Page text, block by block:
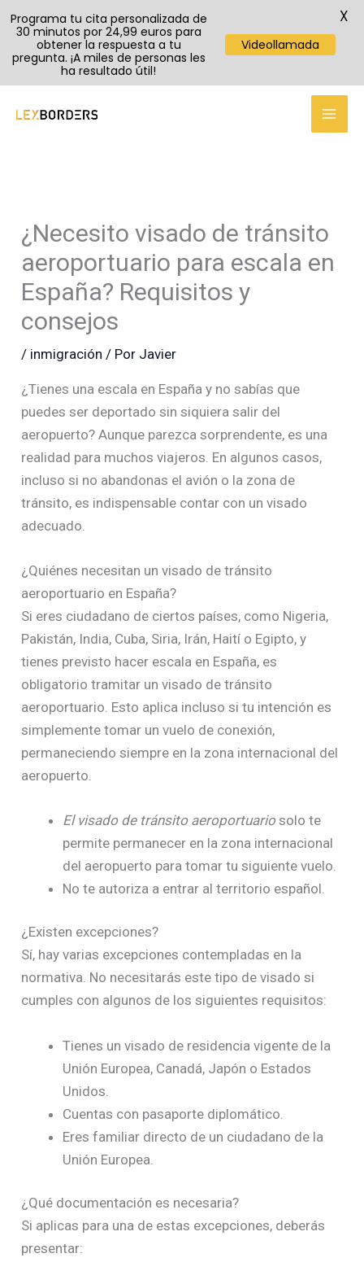
¿Necesito visado de tránsito
aeroportuario para escala en
España? Requisitos y
consejos
/ inmigración / Por Javier
¿Tienes una escala en España y no sabías que
puedes ser deportado sin siquiera salir del
aeropuerto? Aunque parezca sorprendente, es una
realidad para muchos viajeros. En algunos casos,
incluso si no abandonas el avión o la zona de
tránsito, es indispensable contar con un visado
adecuado.
¿Quiénes necesitan un visado de tránsito
aeroportuario en España?
Si eres ciudadano de ciertos países, como Nigeria,
Pakistán, India, Cuba, Siria, Irán, Haití o Egipto, y
tienes previsto hacer escala en España, es
obligatorio tramitar un visado de tránsito
aeroportuario. Esto aplica incluso si tu intención es
simplemente tomar un vuelo de conexión,
permaneciendo siempre en la zona internacional del
aeropuerto.
El visado de tránsito aeroportuariosolo te
permite permanecer en la zona internacional
del aeropuerto para tomar tu siguiente vuelo.
No te autoriza a entrar al territorio español.
¿Existen excepciones?
Sí, hay varias excepciones contempladas en la
normativa. No necesitarás este tipo de visado si
cumples con algunos de los siguientes requisitos:
Tienes un visado de residencia vigente de la
Unión Europea, Canadá, Japón o Estados
Unidos.
Cuentas con pasaporte diplomático.
Eres familiar directo de un ciudadano de la
Unión Europea.
¿Qué documentación es necesaria?
Si aplicas para una de estas excepciones, deberás
presentar:
TikTok
Instagram
YouTube
Programa tu cita personalizada de
30 minutos por 24,99 euros para
obtener la respuesta a tu
pregunta. ¡A miles de personas les
ha resultado útil!
Videollamada
X